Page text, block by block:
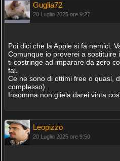
Guglia72
20 Luglio 2025 ore 9:27
Poi dici che la Apple si fa nemici.
Comunque io proverei a sostituire
ti costringe ad imparare da zero
fai.
Ce ne sono di ottimi free o quasi,
complesso).
Insomma non gliela darei vinta
Leopizzo
20 Luglio 2025 ore 9:50